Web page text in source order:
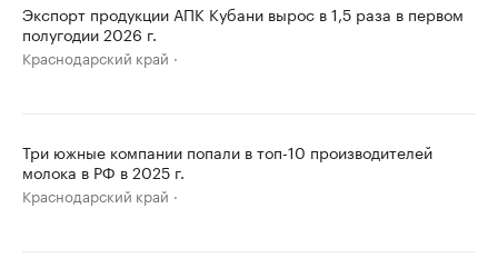
Экспорт продукции АПК Кубани вырос в 1,5 раза в первом
полугодии 2026 г.
Краснодарский край
Три южные компании попали в топ-10 производителей
молока в РФ в 2025 г.
Краснодарский край